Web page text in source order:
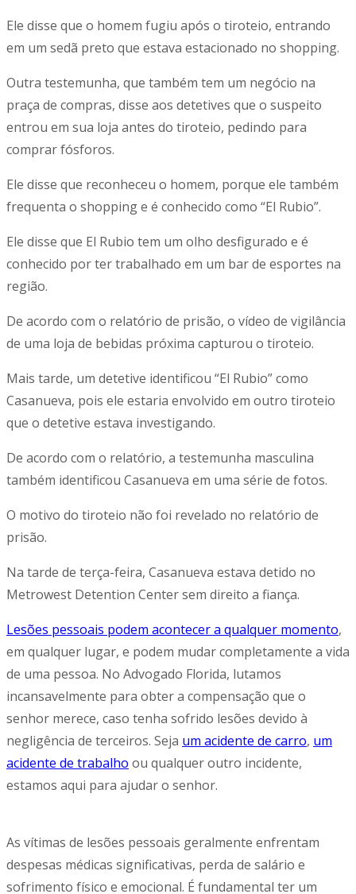
Ele disse que o homem fugiu após o tiroteio, entrando
em um sedã preto que estava estacionado no shopping.
Outra testemunha, que também tem um negócio na
praça de compras, disse aos detetives que o suspeito
entrou em sua loja antes do tiroteio, pedindo para
comprar fósforos.
Ele disse que reconheceu o homem, porque ele também
frequenta o shopping e é conhecido como “El Rubio”.
Ele disse que El Rubio tem um olho desfigurado e é
conhecido por ter trabalhado em um bar de esportes na
região.
De acordo com o relatório de prisão, o vídeo de vigilância
de uma loja de bebidas próxima capturou o tiroteio.
Mais tarde, um detetive identificou “El Rubio” como
Casanueva, pois ele estaria envolvido em outro tiroteio
que o detetive estava investigando.
De acordo com o relatório, a testemunha masculina
também identificou Casanueva em uma série de fotos.
O motivo do tiroteio não foi revelado no relatório de
prisão.
Na tarde de terça-feira, Casanueva estava detido no
Metrowest Detention Center sem direito a fiança.
Lesões pessoais podem acontecer a qualquer momento,
em qualquer lugar, e podem mudar completamente a vida
de uma pessoa. No Advogado Florida, lutamos
incansavelmente para obter a compensação que o
senhor merece, caso tenha sofrido lesões devido à
negligência de terceiros. Seja um acidente de carro, um
acidente de trabalho ou qualquer outro incidente,
estamos aqui para ajudar o senhor.
As vítimas de lesões pessoais geralmente enfrentam
despesas médicas significativas, perda de salário e
sofrimento físico e emocional. É fundamental ter um